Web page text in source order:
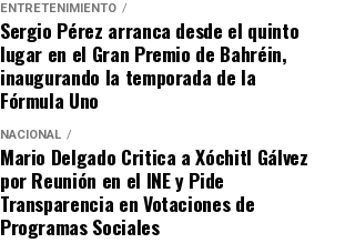
ENTRETENIMIENTO
Sergio Pérez arranca desde el quinto
lugar en el Gran Premio de Bahréin,
inaugurando la temporada de la
Fórmula Uno
NACIONAL
Mario Delgado Critica a Xóchitl Gálvez
por Reunión en el INE y Pide
Transparencia en Votaciones de
Programas Sociales